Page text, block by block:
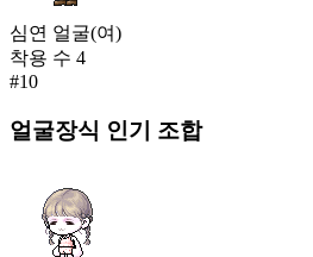
심연 얼굴(여)
착용 수 4
#10
얼굴장식 인기 조합